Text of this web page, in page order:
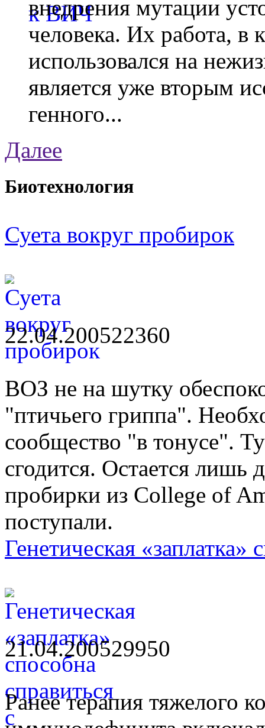
внедрения мутации
человека. Их работа, в
использовался на
является уже вторым
генного...
Далее
Биотехнология
Суета вокруг пробирок
22.04.200522360
ВОЗ не на шутку
"птичьего гриппа".
сообщество "в тонусе".
сгодится. Остается лишь
пробирки из College of
поступали.
Генетическая
21.04.200529950
Ранее терапия тяжелого